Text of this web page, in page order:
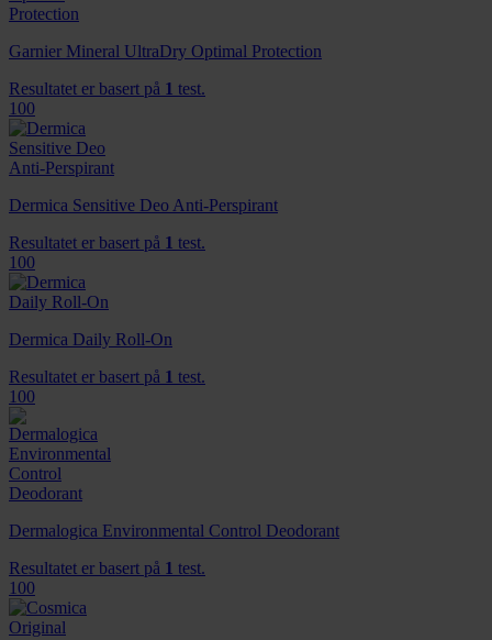
Garnier Mineral UltraDry Optimal Protection
Resultatet er basert på 1 test.
100
Dermica Sensitive Deo Anti-Perspirant
Resultatet er basert på 1 test.
100
Dermica Daily Roll-On
Resultatet er basert på 1 test.
100
Dermalogica Environmental Control Deodorant
Resultatet er basert på 1 test.
100